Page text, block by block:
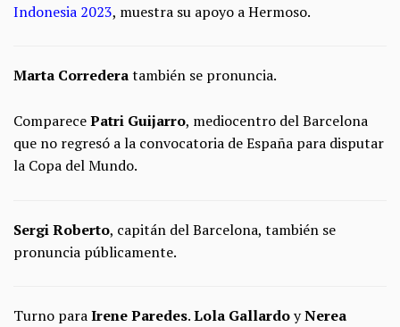
Indonesia 2023, muestra su apoyo a Hermoso.
Marta Correderatambién se pronuncia.
ComparecePatri Guijarro, mediocentro del Barcelona
que no regresó a la convocatoria de España para disputar
la Copa del Mundo.
Sergi Roberto, capitán del Barcelona, también se
pronuncia públicamente.
Turno paraIreneParedes.Lola GallardoyNerea